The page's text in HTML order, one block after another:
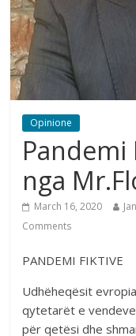
Opinione
Pandemi
nga
March 16, 2020
Comments
PANDEMI FIKTIVE
Udhëheqësit
qytetarët e
për qetësi dhe